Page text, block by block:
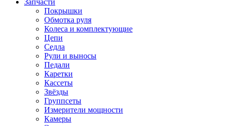
Запчасти
Покрышки
Обмотка руля
Колеса и комплектующие
Цепи
Седла
Рули и выносы
Педали
Каретки
Кассеты
Звёзды
Группсеты
Измерители мощности
Камеры